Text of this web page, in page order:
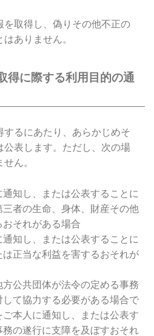
を取得し、偽りその他不正の
ありません。
に際する利用目的の通
するにあたり、あらかじめそ
公表します。ただし、次の場
ん。
知し、または公表することに
三者の生命、身体、財産その他
それがある場合
知し、または公表することに
は正当な利益を害するおそれが
公共団体が法令の定める事務
して協力する必要がある場合で
本人に通知し、または公表す
務の遂行に支障を及ぼすおそれ